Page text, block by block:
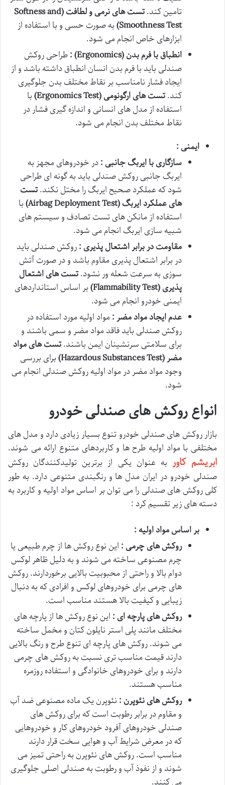
تامین کند.تست های نرمی و لطافت (Softness and
Smoothness Test) به صورت حسی و با استفاده از
ابزارهای خاص انجام می شود.
انطباق با فرم بدن(Ergonomics)
:طراحی روکش
صندلی باید با فرم بدن انسان انطباق داشته باشد و از
ایجاد فشار نامناسب بر نقاط مختلف بدن جلوگیری
کند.تست های ارگونومی(Ergonomics Test)
با
استفاده از مدل های انسانی و اندازه گیری فشار در
نقاط مختلف بدن انجام می شود.
ایمنی :
سازگاری با ایربگ جانبی :در خودروهای مجهز به
ایربگ جانبی روکش صندلی باید به گونه ای طراحی
شود که عملکرد صحیح ایربگ را مختل نکند.تست
های عملکرد ایربگ(Airbag Deployment Test)
با
استفاده از مانکن های تست تصادف و سیستم های
شبیه سازی ایربگ انجام می شود.
مقاومت در برابر اشتعال پذیری :روکش صندلی باید
در برابر اشتعال پذیری مقاوم باشد و در صورت آتش
سوزی به سرعت شعله ور نشود.تست های اشتعال
پذیری(Flammability Test)
بر اساس استانداردهای
ایمنی خودرو انجام می شود.
عدم ایجاد مواد مضر :مواد اولیه مورد استفاده در
روکش صندلی باید فاقد مواد مضر و سمی باشند و
برای سلامتی سرنشینان ایمن باشند.تست های مواد
مضر(Hazardous Substances Test)
برای بررسی
وجود مواد مضر در مواد اولیه روکش صندلی انجام می
شود.
انواع روکش های صندلی خودرو
بازار روکش های صندلی خودرو تنوع بسیار زیادی دارد و مدل های
مختلفی با مواد اولیه طرح ها و کاربردهای متنوع ارائه می شوند.
ابریشم کاور به عنوان یکی از برترین تولیدکنندگان روکش
صندلی خودرو در ایران مدل ها و رنگبندی متنوعی دارد. به طور
کلی روکش های صندلی را می توان بر اساس مواد اولیه و کاربرد به
دسته های زیر تقسیم کرد :
بر اساس مواد اولیه :
روکش های چرمی : این نوع روکش ها از چرم طبیعی یا
چرم مصنوعی ساخته می شوند و به دلیل ظاهر لوکس
دوام بالا و راحتی از محبوبیت بالایی برخوردارند. روکش
های چرمی برای خودروهای لوکس و افرادی که به دنبال
زیبایی و کیفیت بالا هستند مناسب است.
روکش های پارچه ای : این نوع روکش ها از پارچه های
مختلف مانند پلی استر نایلون کتان و مخمل ساخته
می شوند. روکش های پارچه ای تنوع طرح و رنگ بالایی
دارند قیمت مناسب تری نسبت به روکش های چرمی
دارند و برای خودروهای خانوادگی و استفاده روزمره
مناسب هستند.
روکش های نئوپرن : نئوپرن یک ماده مصنوعی ضد آب
و مقاوم در برابر رطوبت است که برای روکش های
صندلی خودروهای آفرود خودروهای کار و خودروهایی
که در معرض شرایط آب و هوایی سخت قرار دارند
مناسب است. روکش های نئوپرن به راحتی تمیز می
شوند و از نفوذ آب و رطوبت به صندلی اصلی جلوگیری
می کنند.